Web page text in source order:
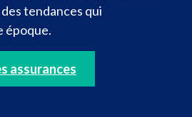
tendances qui
époque.
assurances